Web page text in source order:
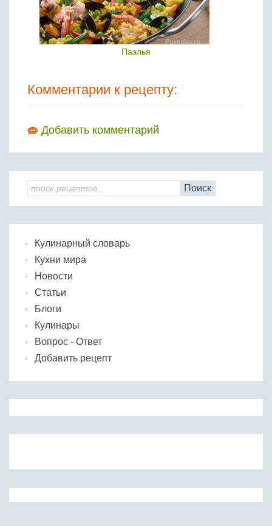
Паэлья
Комментарии к рецепту:
Добавить комментарий
Поиск
Кулинарный словарь
Кухни мира
Новости
Статьи
Блоги
Кулинары
Вопрос - Ответ
Добавить рецепт